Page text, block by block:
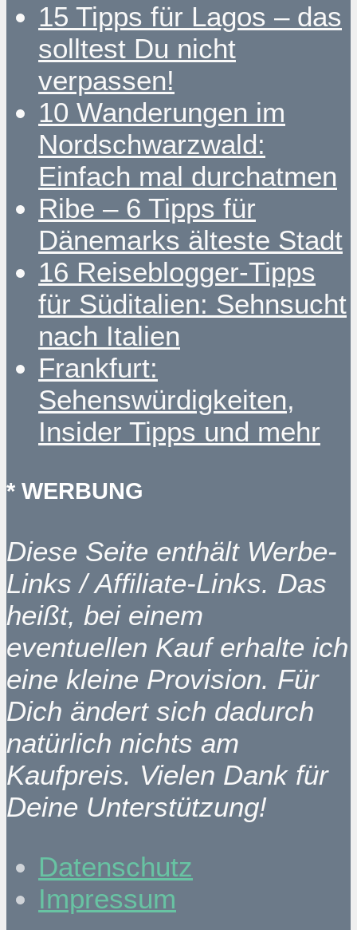
15 Tipps für Lagos – das
solltest Du nicht
verpassen!
10 Wanderungen im
Nordschwarzwald:
Einfach mal durchatmen
Ribe – 6 Tipps für
Dänemarks älteste Stadt
16 Reiseblogger-Tipps
für Süditalien: Sehnsucht
nach Italien
Frankfurt:
Sehenswürdigkeiten,
Insider Tipps und mehr
* WERBUNG
Diese Seite enthält Werbe-
Links / Affiliate-Links. Das
heißt, bei einem
eventuellen Kauf erhalte ich
eine kleine Provision. Für
Dich ändert sich dadurch
natürlich nichts am
Kaufpreis. Vielen Dank für
Deine Unterstützung!
Datenschutz
Impressum